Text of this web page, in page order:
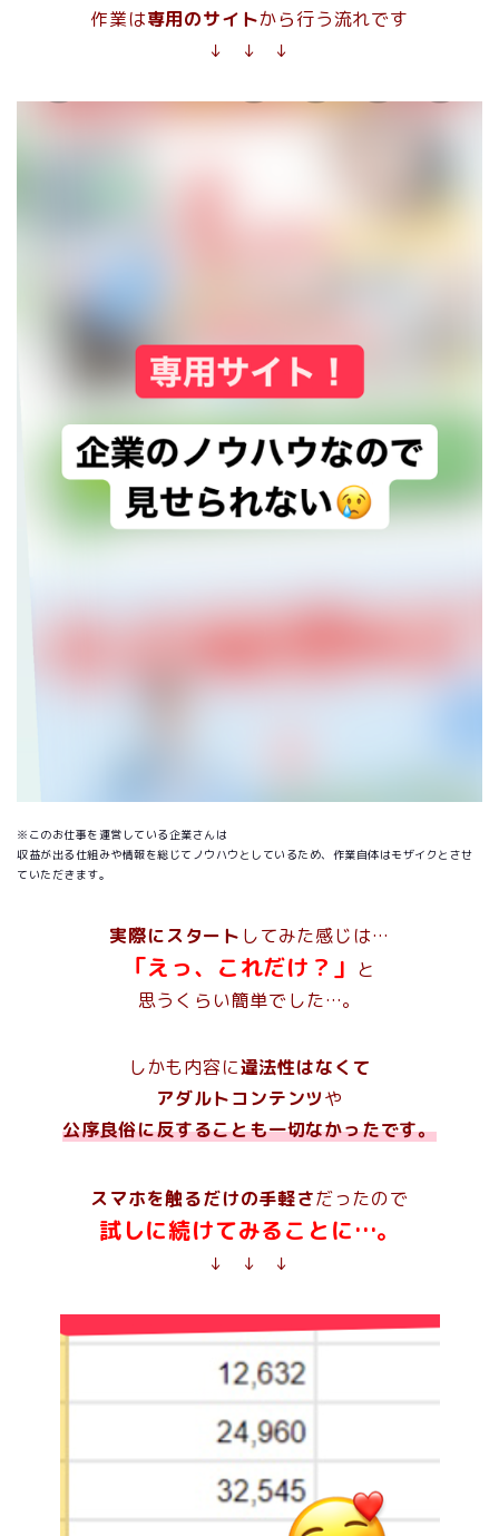
作業は専用のサイトから行う流れです
↓ ↓ ↓
※このお仕事を運営している企業さんは
収益が出る仕組みや情報を総じてノウハウとしているため、作業自体はモザイクとさせ
ていただきます。
実際にスタート してみた感じは…
「えっ、これだけ？」 と
思うくらい簡単でした…。
しかも内容に違法性はなくて
アダルトコンテンツや
公序良俗に反することも一切なかったです。
スマホを触るだけの手軽さだったので
試しに続けてみることに…。
↓ ↓ ↓